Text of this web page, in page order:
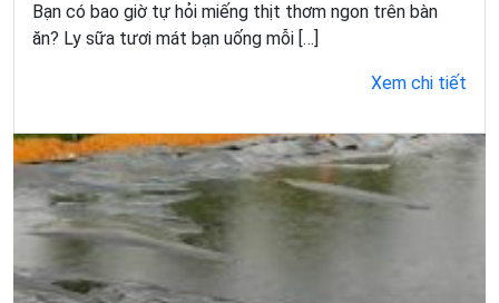
Bạn có bao giờ tự hỏi miếng thịt thơm ngon trên bàn
ăn? Ly sữa tươi mát bạn uống mỗi […]
Xem chi tiết